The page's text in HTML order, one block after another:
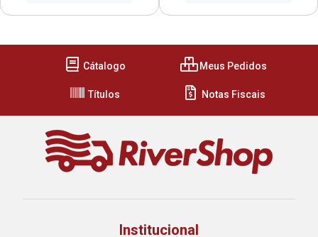
Cátalogo Meus Pedidos
Títulos Notas Fiscais
Institucional